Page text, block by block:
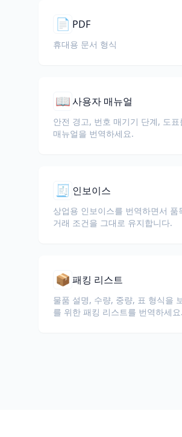
📄 PDF
휴대용 문서 형식
📖사용자 매뉴얼
안전 경고, 번호 매기기 단계, 도
매뉴얼을 번역하세요.
🧾 인보이스
상업용 인보이스를 번역하면서 품
거래 조건을 그대로 유지합니다.
📦 패킹 리스트
물품 설명, 수량, 중량, 표 형식을
를 위한 패킹 리스트를 번역하세요.